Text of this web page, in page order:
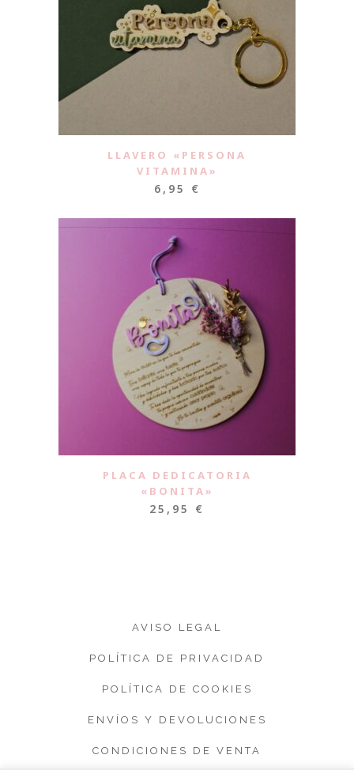
LLAVERO «PERSONA
VITAMINA»
6,95 €
PLACA DEDICATORIA
«BONITA»
25,95 €
AVISO LEGAL
POLÍTICA DE PRIVACIDAD
POLÍTICA DE COOKIES
ENVÍOS Y DEVOLUCIONES
CONDICIONES DE VENTA